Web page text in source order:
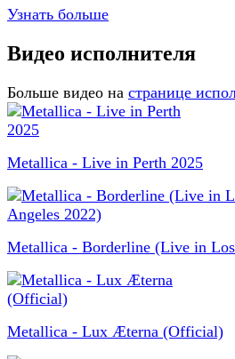
Узнать больше
Видео исполнителя
Больше видео на странице
Metallica - Live in Perth 2025
Metallica - Borderline (Live in
Metallica - Lux Æterna (Official)